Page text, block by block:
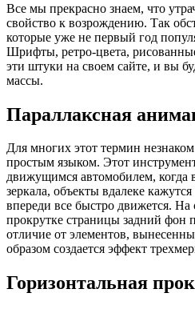
Все мы прекрасно знаем, что
свойство к возрождению. Так
которые уже не первый год
Шрифты, ретро-цвета,
эти штуки на своем сайте, и вы
массы.
Параллаксная
Для многих этот термин
простым языком. Этот
движущимся автомобилем, когда
зеркала, объекты вдалеке
впереди все быстро движется. На
прокрутке страницы задний фон
отличие от элементов,
образом создается эффект
Горизонтальная